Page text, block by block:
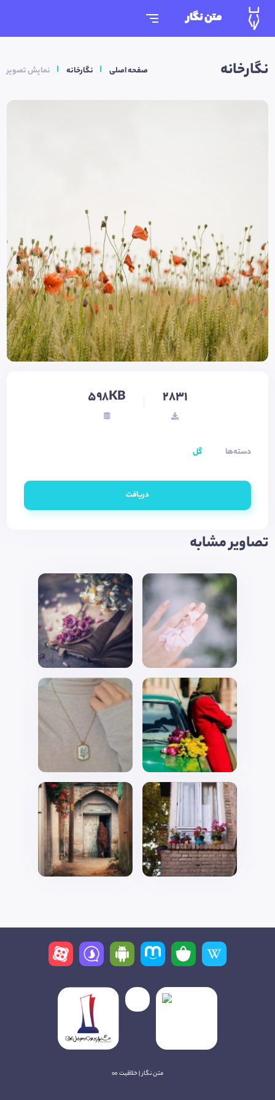
متن نگار
نگارخانه صفحه اصلی نگارخانه نمایش تصویر
2831
598KB
دسته‌ها گل
دریافت
تصاویر مشابه
متن نگار | خلاقیت ∞